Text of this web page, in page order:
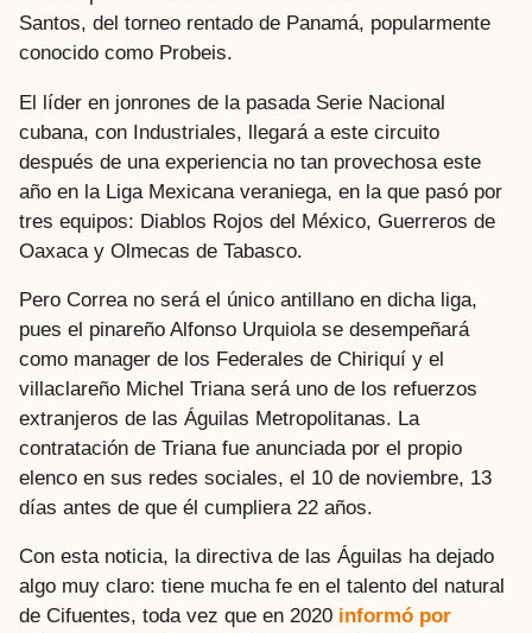
Santos, del torneo rentado de Panamá, popularmente
conocido como Probeis.
El líder en jonrones de la pasada Serie Nacional
cubana, con Industriales, llegará a este circuito
después de una experiencia no tan provechosa este
año en la Liga Mexicana veraniega, en la que pasó por
tres equipos: Diablos Rojos del México, Guerreros de
Oaxaca y Olmecas de Tabasco.
Pero Correa no será el único antillano en dicha liga,
pues el pinareño Alfonso Urquiola se desempeñará
como manager de los Federales de Chiriquí y el
villaclareño Michel Triana será uno de los refuerzos
extranjeros de las Águilas Metropolitanas. La
contratación de Triana fue anunciada por el propio
elenco en sus redes sociales, el 10 de noviembre, 13
días antes de que él cumpliera 22 años.
Con esta noticia, la directiva de las Águilas ha dejado
algo muy claro: tiene mucha fe en el talento del natural
de Cifuentes, toda vez que en 2020 informó por